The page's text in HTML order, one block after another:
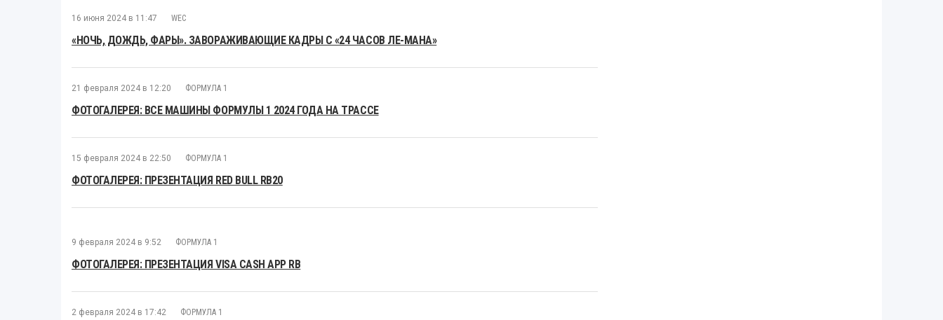
16 июня 2024 в 11:47 WEC
«НОЧЬ, ДОЖДЬ, ФАРЫ». ЗАВОРАЖИВАЮЩИЕ КАДРЫ С «24 ЧАСОВ ЛЕ-МАНА»
21 февраля 2024 в 12:20 ФОРМУЛА 1
ФОТОГАЛЕРЕЯ: ВСЕ МАШИНЫ ФОРМУЛЫ 1 2024 ГОДА НА ТРАССЕ
15 февраля 2024 в 22:50 ФОРМУЛА 1
ФОТОГАЛЕРЕЯ: ПРЕЗЕНТАЦИЯ RED BULL RB20
9 февраля 2024 в 9:52 ФОРМУЛА 1
ФОТОГАЛЕРЕЯ: ПРЕЗЕНТАЦИЯ VISA CASH APP RB
2 февраля 2024 в 17:42 ФОРМУЛА 1